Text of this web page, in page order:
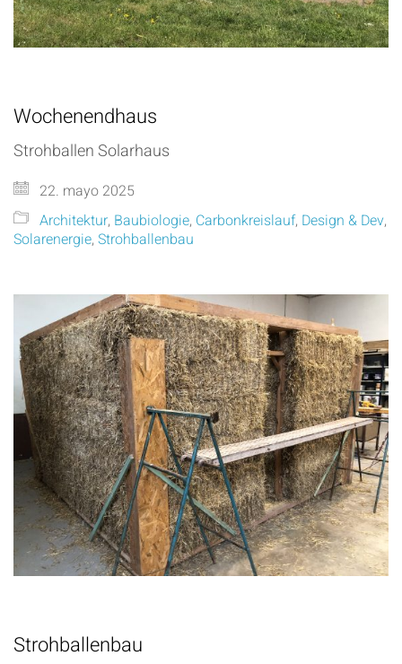
Wochenendhaus
Strohballen Solarhaus
22. mayo 2025
Architektur, Baubiologie, Carbonkreislauf, Design & Dev,
Solarenergie, Strohballenbau
Strohballenbau